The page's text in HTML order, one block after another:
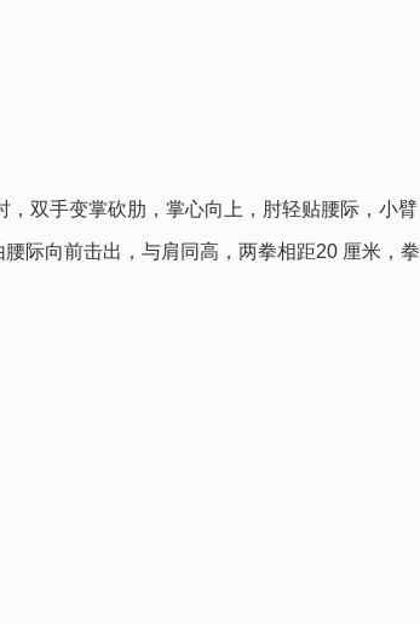
双手变掌砍肋，掌心向上，肘轻贴腰际，小臂
际向前击出，与肩同高，两拳相距20 厘米，拳